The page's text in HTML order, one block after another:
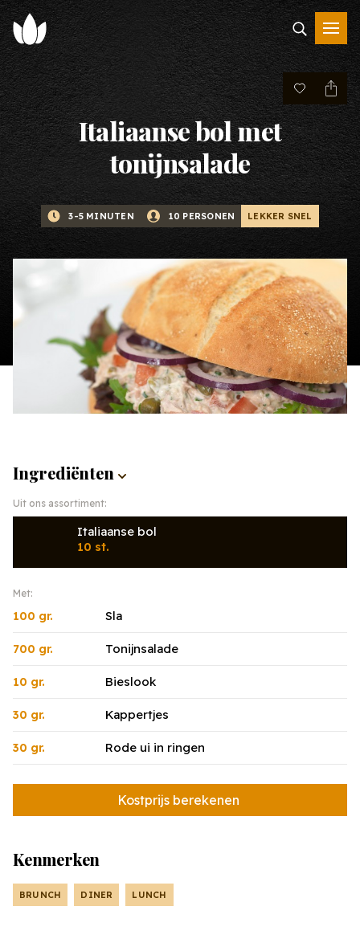
Italiaanse bol met
tonijnsalade
3-5 MINUTEN 10 PERSONEN LEKKER SNEL
Ingrediënten
Uit ons assortiment:
Italiaanse bol
10 st.
Met:
100 gr. Sla
700 gr. Tonijnsalade
10 gr. Bieslook
30 gr. Kappertjes
30 gr. Rode ui in ringen
Kostprijs berekenen
Kenmerken
BRUNCH DINER LUNCH